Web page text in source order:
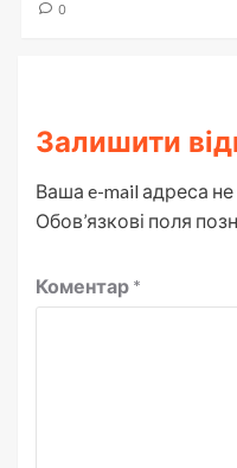
0
Залишити
Ваша e-mail адреса
Обов’язкові поля
Коментар *